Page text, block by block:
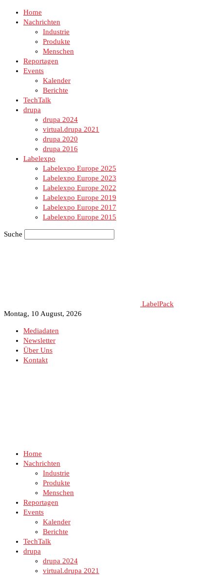
Home
Nachrichten
Industrie
Produkte
Menschen
Reportagen
Events
Kalender
Berichte
TechTalk
drupa
drupa 2024
virtual.drupa 2021
drupa 2020
drupa 2016
Labelexpo
Labelexpo Europe 2025
Labelexpo Europe 2023
Labelexpo Europe 2022
Labelexpo Europe 2019
Labelexpo Europe 2017
Labelexpo Europe 2015
Suche
LabelPack
Montag, 10 August, 2026
Mediadaten
Newsletter
Über Uns
Kontakt
Home
Nachrichten
Industrie
Produkte
Menschen
Reportagen
Events
Kalender
Berichte
TechTalk
drupa
drupa 2024
virtual.drupa 2021